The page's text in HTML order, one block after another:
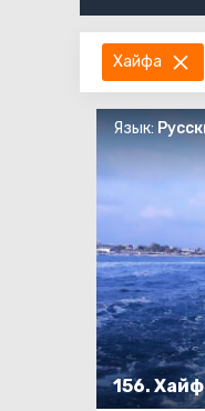
Хайфа
156.
Язык: